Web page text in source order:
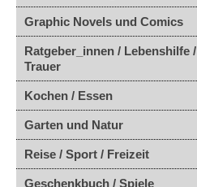
Graphic Novels und Comics
Ratgeber_innen / Lebenshilfe /
Trauer
Kochen / Essen
Garten und Natur
Reise / Sport / Freizeit
Geschenkbuch / Spiele